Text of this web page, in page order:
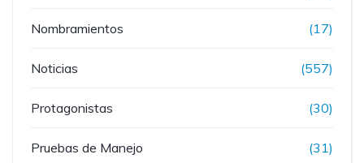
Nombramientos (17)
Noticias (557)
Protagonistas (30)
Pruebas de Manejo (31)